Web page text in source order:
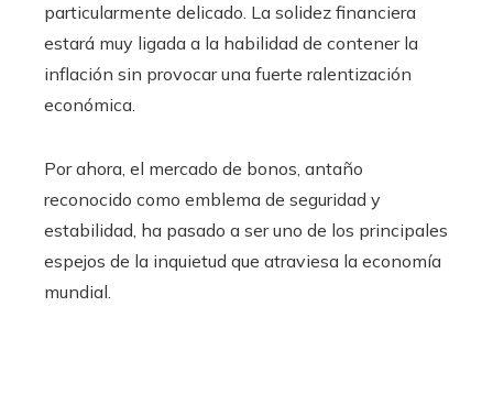
particularmente delicado. La solidez financiera
estará muy ligada a la habilidad de contener la
inflación sin provocar una fuerte ralentización
económica.
Por ahora, el mercado de bonos, antaño
reconocido como emblema de seguridad y
estabilidad, ha pasado a ser uno de los principales
espejos de la inquietud que atraviesa la economía
mundial.